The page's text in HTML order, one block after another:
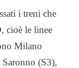
i treni che
cioè le linee
Milano
(S3),